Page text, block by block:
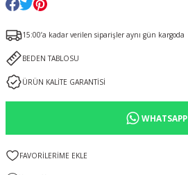
15:00’a kadar verilen siparişler aynı gün kargoda
BEDEN TABLOSU
ÜRÜN KALİTE GARANTİSİ
WHATSAPP